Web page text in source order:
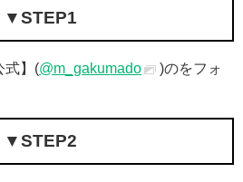
▼STEP1
式】(@m_gakumado
)のをフォ
▼STEP2